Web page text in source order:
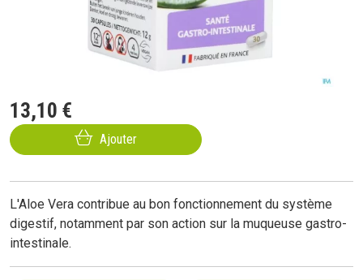
13,10 €
Ajouter
L'Aloe Vera contribue au bon fonctionnement du système
digestif, notamment par son action sur la muqueuse gastro-
intestinale.